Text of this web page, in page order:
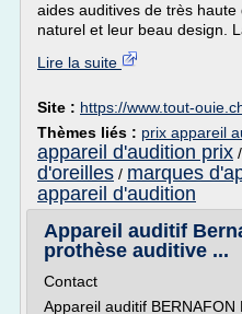
aides auditives de très
naturel et leur beau design.
Lire la suite
Site : https://www.tout-
Thèmes liés : prix appareil
appareil d'audition prix /
d'oreilles / marques
appareil d'audition
Appareil auditif
prothèse auditive ...
Contact
Appareil auditif BERNAFON